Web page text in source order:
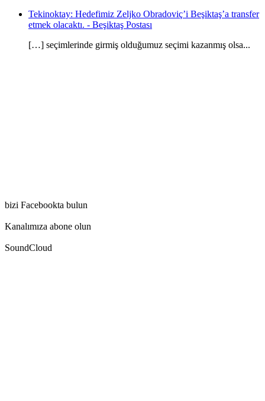
Tekinoktay: Hedefimiz Zeljko Obradoviç’i Beşiktaş’a transfer
etmek olacaktı. - Beşiktaş Postası
[…] seçimlerinde girmiş olduğumuz seçimi kazanmış olsa...
bizi Facebookta bulun
Kanalımıza abone olun
SoundCloud